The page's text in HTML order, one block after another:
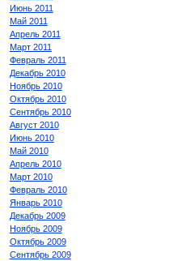
Июнь 2011
Май 2011
Апрель 2011
Март 2011
Февраль 2011
Декабрь 2010
Ноябрь 2010
Октябрь 2010
Сентябрь 2010
Август 2010
Июнь 2010
Май 2010
Апрель 2010
Март 2010
Февраль 2010
Январь 2010
Декабрь 2009
Ноябрь 2009
Октябрь 2009
Сентябрь 2009